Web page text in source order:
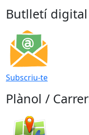
Butlletí digital
Subscriu-te
Plànol /